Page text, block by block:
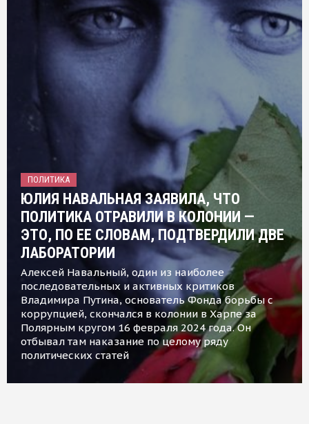
ПОЛИТИКА
ЮЛИЯ НАВАЛЬНАЯ ЗАЯВИЛА, ЧТО
ПОЛИТИКА ОТРАВИЛИ В КОЛОНИИ —
ЭТО, ПО ЕЕ СЛОВАМ, ПОДТВЕРДИЛИ ДВЕ
ЛАБОРАТОРИИ
Алексей Навальный, один из наиболее
последовательных и активных критиков
Владимира Путина, основатель Фонда борьбы с
коррупцией, скончался в колонии в Харпе за
Полярным кругом 16 февраля 2024 года. Он
отбывал там наказание по целому ряду
политических статей